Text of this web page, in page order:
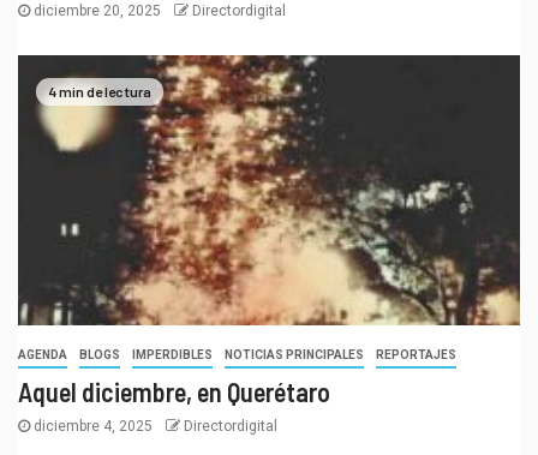
diciembre 20, 2025 Directordigital
4 min de lectura
AGENDA BLOGS IMPERDIBLES NOTICIAS PRINCIPALES REPORTAJES
Aquel diciembre, en Querétaro
diciembre 4, 2025 Directordigital